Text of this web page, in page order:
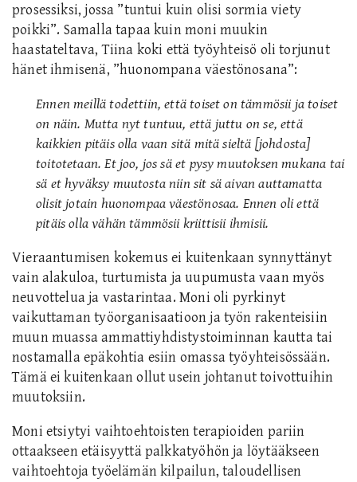
prosessiksi, jossa ”tuntui kuin olisi sormia viety
poikki”. Samalla tapaa kuin moni muukin
haastateltava, Tiina koki että työyhteisö oli torjunut
hänet ihmisenä, ”huonompana väestönosana”:
Ennen meillä todettiin, että toiset on tämmösii ja toiset
on näin. Mutta nyt tuntuu, että juttu on se, että
kaikkien pitäis olla vaan sitä mitä sieltä [johdosta]
toitotetaan. Et joo, jos sä et pysy muutoksen mukana tai
sä et hyväksy muutosta niin sit sä aivan auttamatta
olisit jotain huonompaa väestönosaa. Ennen oli että
pitäis olla vähän tämmösii kriittisii ihmisii.
Vieraantumisen kokemus ei kuitenkaan synnyttänyt
vain alakuloa, turtumista ja uupumusta vaan myös
neuvottelua ja vastarintaa. Moni oli pyrkinyt
vaikuttaman työorganisaatioon ja työn rakenteisiin
muun muassa ammattiyhdistystoiminnan kautta tai
nostamalla epäkohtia esiin omassa työyhteisössään.
Tämä ei kuitenkaan ollut usein johtanut toivottuihin
muutoksiin.
Moni etsiytyi vaihtoehtoisten terapioiden pariin
ottaakseen etäisyyttä palkkatyöhön ja löytääkseen
vaihtoehtoja työelämän kilpailun, taloudellisen